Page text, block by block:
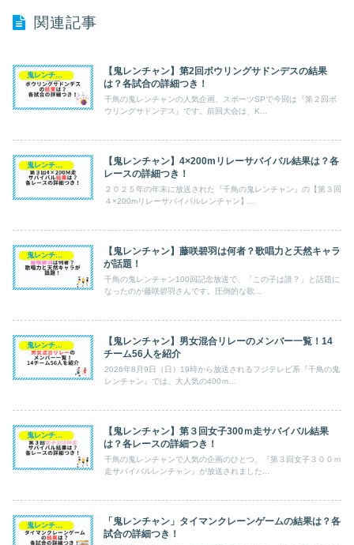
関連記事
鬼レンチャン
【鬼レンチャン】第2回ボウリングサドンデスの結果
は？各試合の詳細つき！
千鳥の鬼レンチャンの人気企画、スポーツSPで今回は『第２回ボ
ウリングサドンデス』です。前回大会は、K...
鬼レンチャン
【鬼レンチャン】4×200mリレーサバイバル結果は？各
レースの詳細つき！
２０２５年の年末に放送された『千鳥の鬼レンチャン』の【第３回
４×200mリレーサバイバルレンチャン】...
鬼レンチャン
【鬼レンチャン】藤咲碧羽は何者？歌唱力と天然キャラ
が話題！
千鳥の鬼レンチャン100回記念放送で、「この子は誰？」と話題に
なったのが藤咲碧羽さんです。圧倒的な歌...
鬼レンチャン
【鬼レンチャン】男女混合リレーのメンバー一覧！14
チーム56人を紹介
2026年8月9日（日）19時から放送されるフジテレビ系『千鳥の鬼
レンチャン』では、大人気の400ｍ...
鬼レンチャン
【鬼レンチャン】第３回女子300ｍ走サバイバル結果
は？各レースの詳細つき！
千鳥の鬼レンチャンで人気の企画のひとつ、『第３回女子３００ｍ
走サバイバルレンチャン』が放送されました...
「鬼レンチャン」タイマンクレーンゲームの結果は？各
試合の詳細つき！